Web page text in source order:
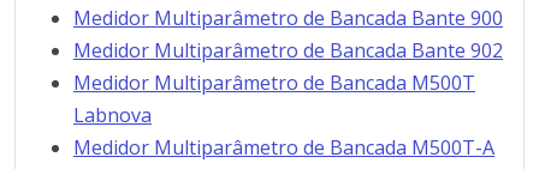
Medidor Multiparâmetro de Bancada Bante 900
Medidor Multiparâmetro de Bancada Bante 902
Medidor Multiparâmetro de Bancada M500T
Labnova
Medidor Multiparâmetro de Bancada M500T-A